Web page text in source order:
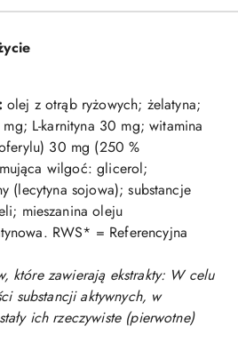
olej z otrąb ryżowych; żelatyna;
L-karnityna 30 mg; witamina
30 mg (250 %
wilgoć: glicerol;
(lecytyna sojowa); substancje
; mieszaninaoleju
RWS* = Referencyjna
które zawierają ekstrakty: W celu
substancji aktywnych, w
ich rzeczywiste (pierwotne)